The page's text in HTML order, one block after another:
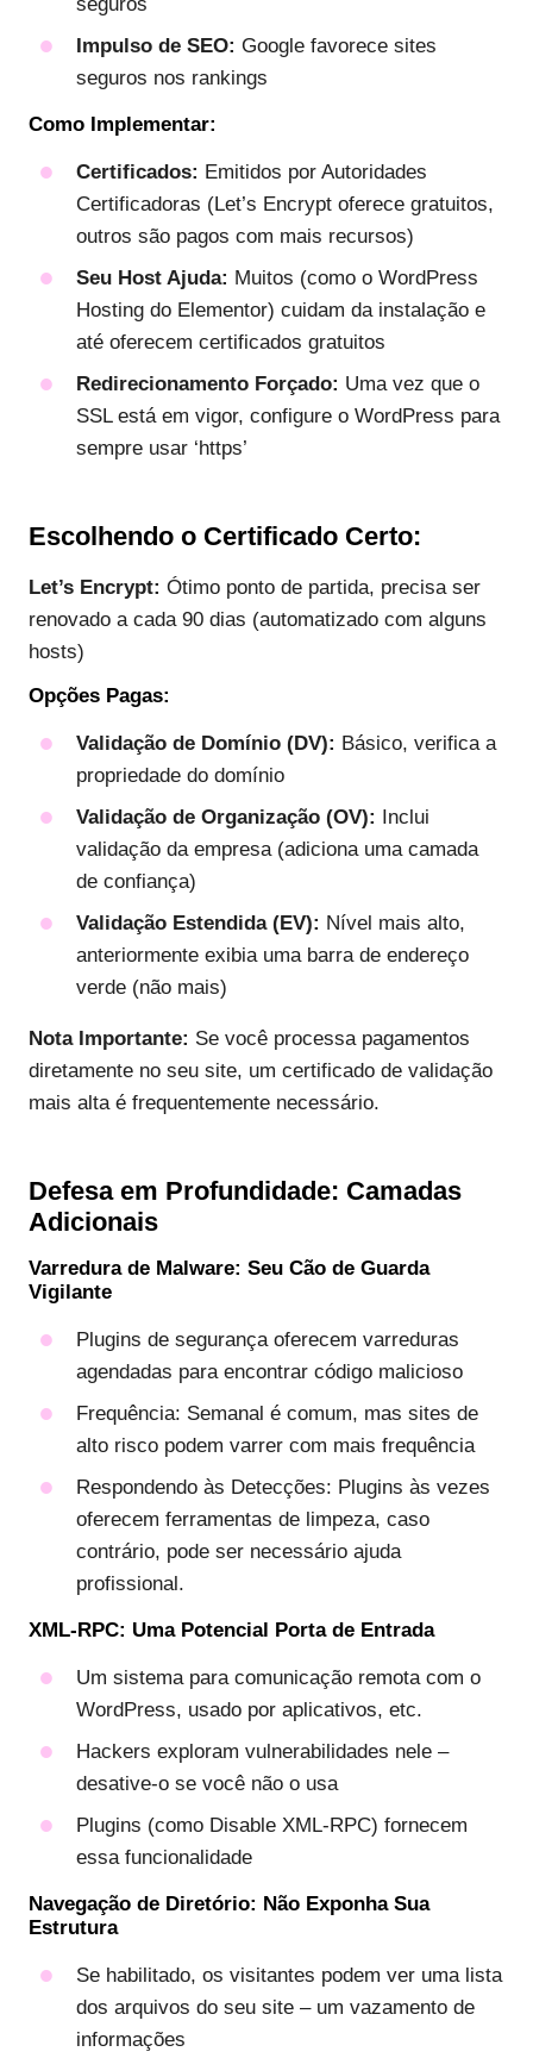
Impulso de SEO: Google favorece sites
seguros nos rankings
Como Implementar:
Certificados: Emitidos por Autoridades
Certificadoras (Let’s Encrypt oferece gratuitos,
outros são pagos com mais recursos)
Seu Host Ajuda: Muitos (como o WordPress
Hosting do Elementor) cuidam da instalação e
até oferecem certificados gratuitos
Redirecionamento Forçado: Uma vez que o
SSL está em vigor, configure o WordPress para
sempre usar ‘https’
Escolhendo o Certificado Certo:
Let’s Encrypt: Ótimo ponto de partida, precisa ser
renovado a cada 90 dias (automatizado com alguns
hosts)
Opções Pagas:
Validação de Domínio (DV): Básico, verifica a
propriedade do domínio
Validação de Organização (OV):
Inclui
validação da empresa (adiciona uma camada
de confiança)
Validação Estendida (EV): Nível mais alto,
anteriormente exibia uma barra de endereço
verde (não mais)
Nota Importante: Se você processa pagamentos
diretamente no seu site, um certificado de validação
mais alta é frequentemente necessário.
Defesa em Profundidade: Camadas
Adicionais
Varredura de Malware: Seu Cão de Guarda
Vigilante
Plugins de segurança oferecem varreduras
agendadas para encontrar código malicioso
Frequência: Semanal é comum, mas sites de
alto risco podem varrer com mais frequência
Respondendo às Detecções: Plugins às vezes
oferecem ferramentas de limpeza, caso
contrário, pode ser necessário ajuda
profissional.
XML-RPC: Uma Potencial Porta de Entrada
Um sistema para comunicação remota com o
WordPress, usado por aplicativos, etc.
Hackers exploram vulnerabilidades nele –
desative-o se você não o usa
Plugins (como Disable XML-RPC) fornecem
essa funcionalidade
Navegação de Diretório: Não Exponha Sua
Estrutura
Se habilitado, os visitantes podem ver uma lista
dos arquivos do seu site – um vazamento de
informações